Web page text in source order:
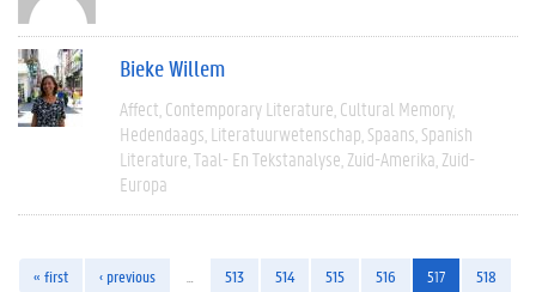
Bieke Willem
Affect Contemporary Literature Cultural Memory
Hedendaags Literatuurwetenschap Spaans Spanish
Literature Taal- En Tekstanalyse Zuid-Amerika Zuid-
Europa
« first ‹ previous 513 514 515 516 517
518